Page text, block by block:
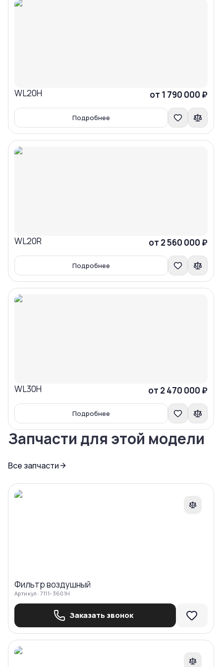
WL20H от 1 790 000 ₽
Подробнее
Сравнить
WL20R от 2 560 000 ₽
Подробнее
Сравнить
WL30H от 2 470 000 ₽
Подробнее
Сравнить
Запчасти для этой модели
Все запчасти
Фильтр воздушный
Артикул: 7111-3601H
Заказать звонок